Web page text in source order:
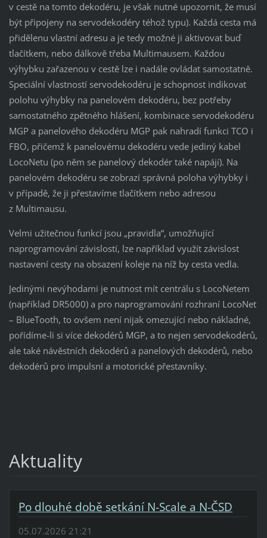
v cestě na tomto dekodéru, je však nutné upozornit, že musí
být připojeny na servodekodéry téhož typu). Každá cesta má
přidělenu vlastní adresu a je tedy možné ji aktivovat buď
tlačítkem, nebo dálkově třeba Multimausem. Každou
výhybku zařazenou v cestě lze i nadále ovládat samostatně.
Speciální vlastností servodekodéru je schopnost indikovat
polohu výhybky na panelovém dekodéru, bez potřeby
samostatného zpětného hlášení, kombinace servodekodéru
MGP a panelového dekodéru MGP pak nahradí funkci TCO i
FBO, přičemž k panelovému dekodéru vede jediný kabel
LocoNetu (po něm se panelový dekodér také napájí). Na
panelovém dekodéru se zobrazí správná poloha výhybky i
v případě, že ji přestavíme tlačítkem nebo adresou
z Multimausu.
Velmi užitečnou funkcí jsou „pravidla“, umožňující
naprogramování závislostí, lze například využít závislost
nastavení cesty na obsazení koleje na níž by cesta vedla.
Jedinými nevýhodami je nutnost mít centrálu s LocoNetem
(například DR5000) a pro naprogramování rozhraní LocoNet
– BlueTooth, to ovšem není nijak omezující nebo nákladné,
pořídíme-li si více dekodérů MGP, a to nejen servodekodérů,
ale také návěstních dekodérů a panelových dekodérů, nebo
dekodérů pro impulsní a motorické přestavníky.
Aktuality
Po dlouhé době setkání N-Scale a N-ČSD
05.07.2026 21:21